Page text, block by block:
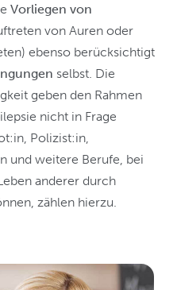
Vorliegen von
von Auren oder
ebenso berücksichtigt
selbst. Die
geben den Rahmen
nicht in Frage
Polizist:in,
und weitere Berufe, bei
anderer durch
zählen hierzu.